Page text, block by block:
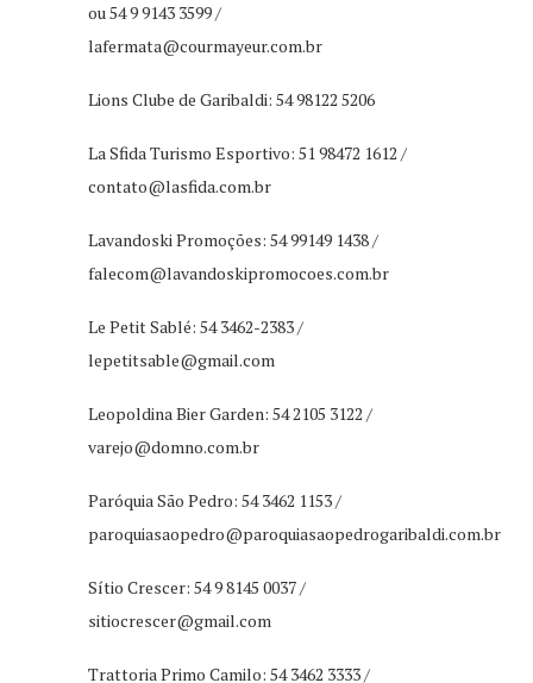
ou 54 9 9143 3599 /
lafermata@courmayeur.com.br
Lions Clube de Garibaldi: 54 98122 5206
La Sfida Turismo Esportivo: 51 98472 1612 /
contato@lasfida.com.br
Lavandoski Promoções: 54 99149 1438 /
falecom@lavandoskipromocoes.com.br
Le Petit Sablé: 54 3462-2383 /
lepetitsable@gmail.com
Leopoldina Bier Garden: 54 2105 3122 /
varejo@domno.com.br
Paróquia São Pedro: 54 3462 1153 /
paroquiasaopedro@paroquiasaopedrogaribaldi.com.br
Sítio Crescer: 54 9 8145 0037 /
sitiocrescer@gmail.com
Trattoria Primo Camilo: 54 3462 3333 /